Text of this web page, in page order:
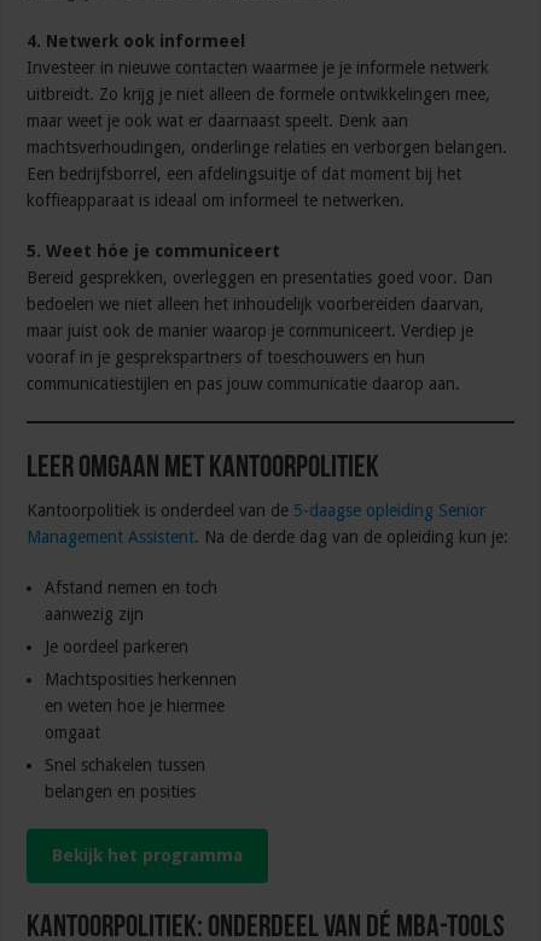
4. Netwerk ook informeel
Investeer in nieuwe contacten waarmee je je informele netwerk
uitbreidt. Zo krijg je niet alleen de formele ontwikkelingen mee,
maar weet je ook wat er daarnaast speelt. Denk aan
machtsverhoudingen, onderlinge relaties en verborgen belangen.
Een bedrijfsborrel, een afdelingsuitje of dat moment bij het
koffieapparaat is ideaal om informeel te netwerken.
5. Weet hóe je communiceert
Bereid gesprekken, overleggen en presentaties goed voor. Dan
bedoelen we niet alleen het inhoudelijk voorbereiden daarvan,
maar juist ook de manier waarop je communiceert. Verdiep je
vooraf in je gesprekspartners of toeschouwers en hun
communicatiestijlen en pas jouw communicatie daarop aan.
Leer omgaan met kantoorpolitiek
Kantoorpolitiek is onderdeel van de 5-daagse opleiding Senior
Management Assistent. Na de derde dag van de opleiding kun je:
Afstand nemen en toch
aanwezig zijn
Je oordeel parkeren
Machtsposities herkennen
en weten hoe je hiermee
omgaat
Snel schakelen tussen
belangen en posities
Bekijk het programma
Kantoorpolitiek: onderdeel van dé MBA-tools